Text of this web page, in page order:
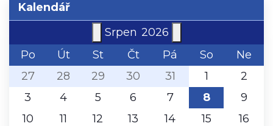
Kalendář
Srpen 2026
Po
Út St Čt Pá So
Ne
27
28 29 30 31 1
2
3
4 5 6 7 8
9
10
11 12 13 14 15
16